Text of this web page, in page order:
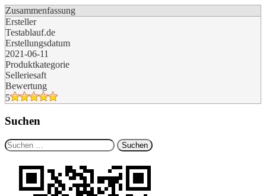
Zusammenfassung
Ersteller
Testablauf.de
Erstellungsdatum
2021-06-11
Produktkategorie
Selleriesaft
Bewertung
5
Suchen
Suchen
nach: